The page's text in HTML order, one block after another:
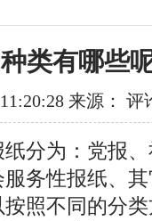
类有哪些
来源： 评
为：党报、
务性报纸、
照不同的分